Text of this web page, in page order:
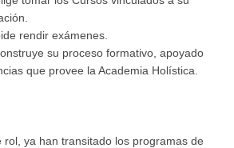
rendir exámenes.
su proceso formativo, apoyado
que provee la Academia Holística.
rol, ya han transitado los programas de